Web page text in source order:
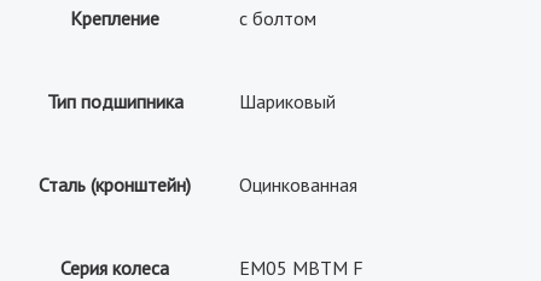
Крепление с болтом
Тип подшипника Шариковый
Сталь (кронштейн) Оцинкованная
Серия колеса EM05 MBTM F